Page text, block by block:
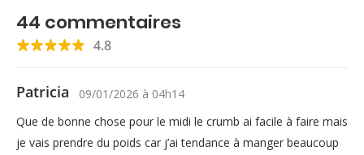
44 commentaires
4.8
Patricia 09/01/2026 à 04h14
Que de bonne chose pour le midi le crumb ai facile à faire mais
je vais prendre du poids car j’ai tendance à manger beaucoup